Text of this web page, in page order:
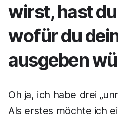
wirst, hast
wofür du
ausgeben
Oh ja, ich habe drei
Als erstes möchte ich